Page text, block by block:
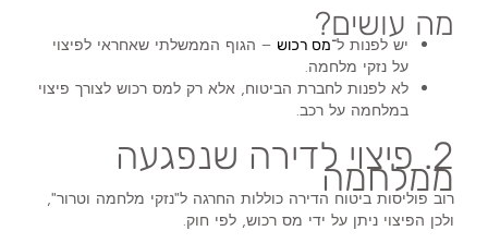
מה עושים?
יש לפנות ל־מס רכוש – הגוף הממשלתי שאחראי לפיצוי
על נזקי מלחמה.
לא לפנות לחברת הביטוח, אלא רק למס רכוש לצורך פיצוי
במלחמה על רכב.
2. פיצוי לדירה שנפגעה
ממלחמה
רוב פוליסות ביטוח הדירה כוללות החרגה ל"נזקי מלחמה וטרור",
ולכן הפיצוי ניתן על ידי מס רכוש, לפי חוק.